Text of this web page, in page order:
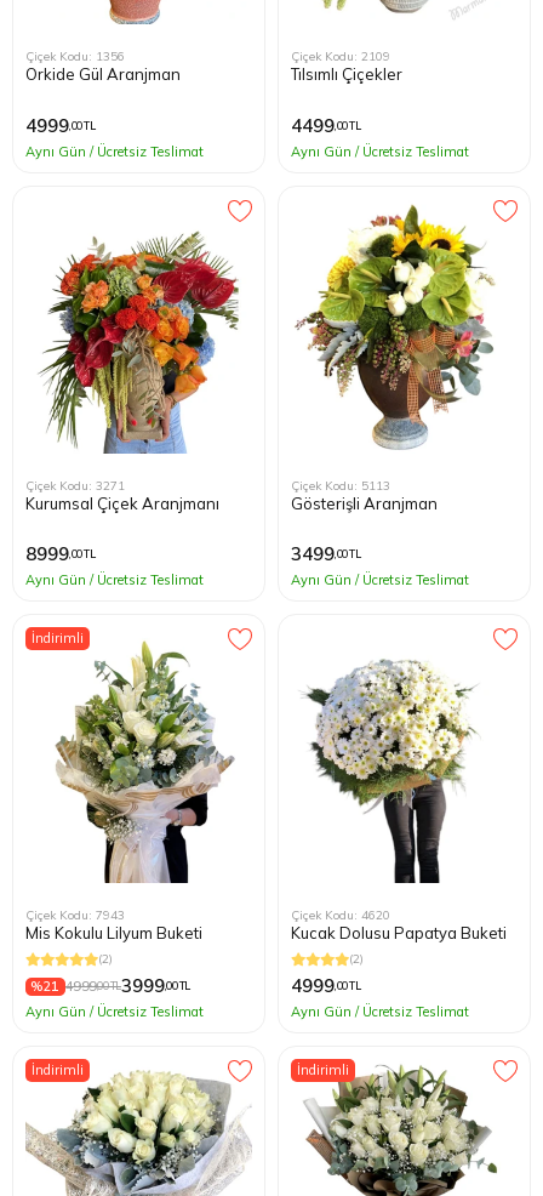
Çiçek Kodu: 1356
Orkide Gül Aranjman
4999,00 TL
Aynı Gün / Ücretsiz Teslimat
Çiçek Kodu: 2109
Tılsımlı Çiçekler
4499,00 TL
Aynı Gün / Ücretsiz Teslimat
Çiçek Kodu: 3271
Kurumsal Çiçek Aranjmanı
8999,00 TL
Aynı Gün / Ücretsiz Teslimat
Çiçek Kodu: 5113
Gösterişli Aranjman
3499,00 TL
Aynı Gün / Ücretsiz Teslimat
İndirimli
Çiçek Kodu: 7943
Mis Kokulu Lilyum Buketi
(2)
%21 4999,00 TL3999,00 TL
Aynı Gün / Ücretsiz Teslimat
Çiçek Kodu: 4620
Kucak Dolusu Papatya Buketi
(2)
4999,00 TL
Aynı Gün / Ücretsiz Teslimat
İndirimli İndirimli